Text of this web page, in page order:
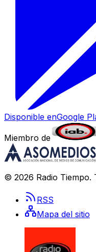
Disponible enGoogle
Miembro de
© 2026 Radio Tiempo.
RSS
Mapa del sitio